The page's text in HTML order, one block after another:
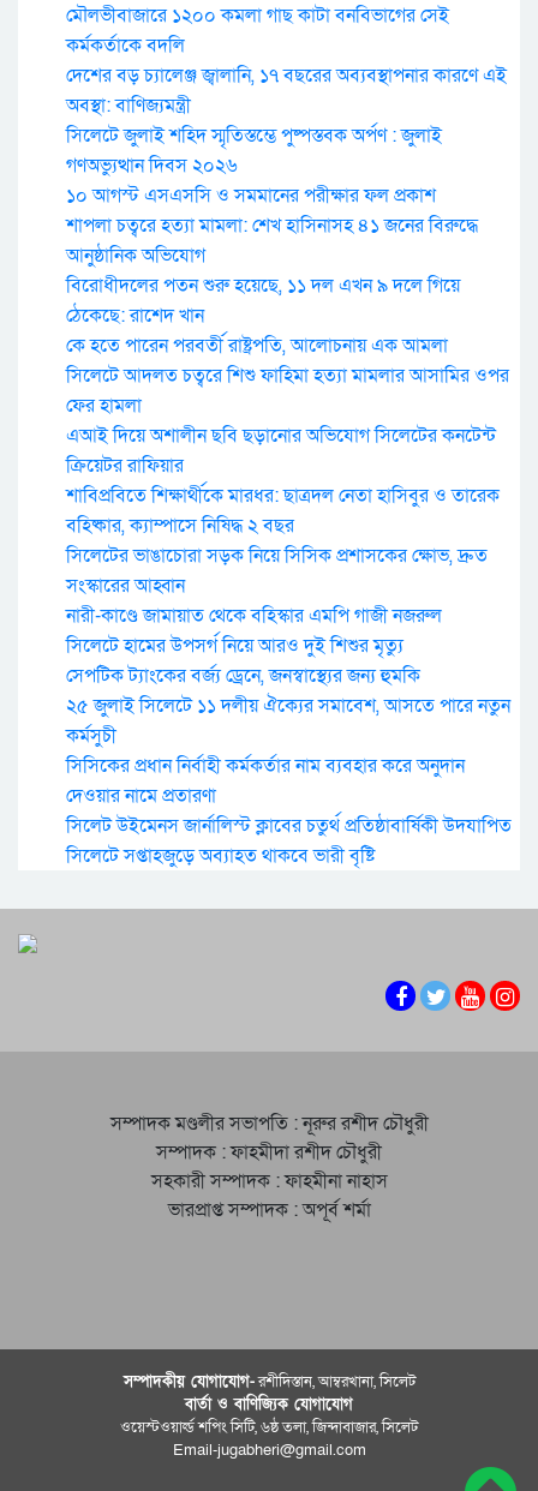
মৌলভীবাজারে ১২০০ কমলা গাছ কাটা বনবিভাগের সেই
কর্মকর্তাকে বদলি
দেশের বড় চ্যালেঞ্জ জ্বালানি, ১৭ বছরের অব্যবস্থাপনার কারণে এই
অবস্থা: বাণিজ্যমন্ত্রী
সিলেটে জুলাই শহিদ স্মৃতিস্তম্ভে পুষ্পস্তবক অর্পণ : জুলাই
গণঅভ্যুত্থান দিবস ২০২৬
১০ আগস্ট এসএসসি ও সমমানের পরীক্ষার ফল প্রকাশ
শাপলা চত্বরে হত্যা মামলা: শেখ হাসিনাসহ ৪১ জনের বিরুদ্ধে
আনুষ্ঠানিক অভিযোগ
বিরোধীদলের পতন শুরু হয়েছে, ১১ দল এখন ৯ দলে গিয়ে
ঠেকেছে: রাশেদ খান
কে হতে পারেন পরবর্তী রাষ্ট্রপতি, আলোচনায় এক আমলা
সিলেটে আদলত চত্বরে শিশু ফাহিমা হত্যা মামলার আসামির ওপর
ফের হামলা
এআই দিয়ে অশালীন ছবি ছড়ানোর অভিযোগ সিলেটের কনটেন্ট
ক্রিয়েটর রাফিয়ার
শাবিপ্রবিতে শিক্ষার্থীকে মারধর: ছাত্রদল নেতা হাসিবুর ও তারেক
বহিষ্কার, ক্যাম্পাসে নিষিদ্ধ ২ বছর
সিলেটের ভাঙাচোরা সড়ক নিয়ে সিসিক প্রশাসকের ক্ষোভ, দ্রুত
সংস্কারের আহ্বান
নারী-কাণ্ডে জামায়াত থেকে বহিস্কার এমপি গাজী নজরুল
সিলেটে হামের উপসর্গ নিয়ে আরও দুই শিশুর মৃত্যু
সেপটিক ট্যাংকের বর্জ্য ড্রেনে, জনস্বাস্থ্যের জন্য হুমকি
২৫ জুলাই সিলেটে ১১ দলীয় ঐক্যের সমাবেশ, আসতে পারে নতুন
কর্মসুচী
সিসিকের প্রধান নির্বাহী কর্মকর্তার নাম ব্যবহার করে অনুদান
দেওয়ার নামে প্রতারণা
সিলেট উইমেনস জার্নালিস্ট ক্লাবের চতুর্থ প্রতিষ্ঠাবার্ষিকী উদযাপিত
সিলেটে সপ্তাহজুড়ে অব্যাহত থাকবে ভারী বৃষ্টি
সম্পাদক মণ্ডলীর সভাপতি : নূরুর রশীদ চৌধুরী
সম্পাদক : ফাহমীদা রশীদ চৌধুরী
সহকারী সম্পাদক : ফাহমীনা নাহাস
ভারপ্রাপ্ত সম্পাদক : অপূর্ব শর্মা
সম্পাদকীয় যােগাযোগ-রশীদিস্তান, আম্বরখানা, সিলেট
বার্তা ও বাণিজ্যিক যোগাযােগ
ওয়েস্টওয়ার্ল্ড শপিং সিটি, ৬ষ্ঠ তলা, জিন্দাবাজার, সিলেট
Email-jugabheri@gmail.com